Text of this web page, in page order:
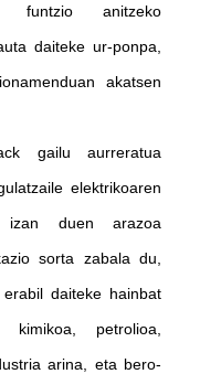
funtzio anitzeko
daiteke ur-ponpa,
akatsen
gailu aurreratua
elektrikoaren
izan duen arazoa
sorta zabala du,
daiteke hainbat
petrolioa,
arina, eta bero-